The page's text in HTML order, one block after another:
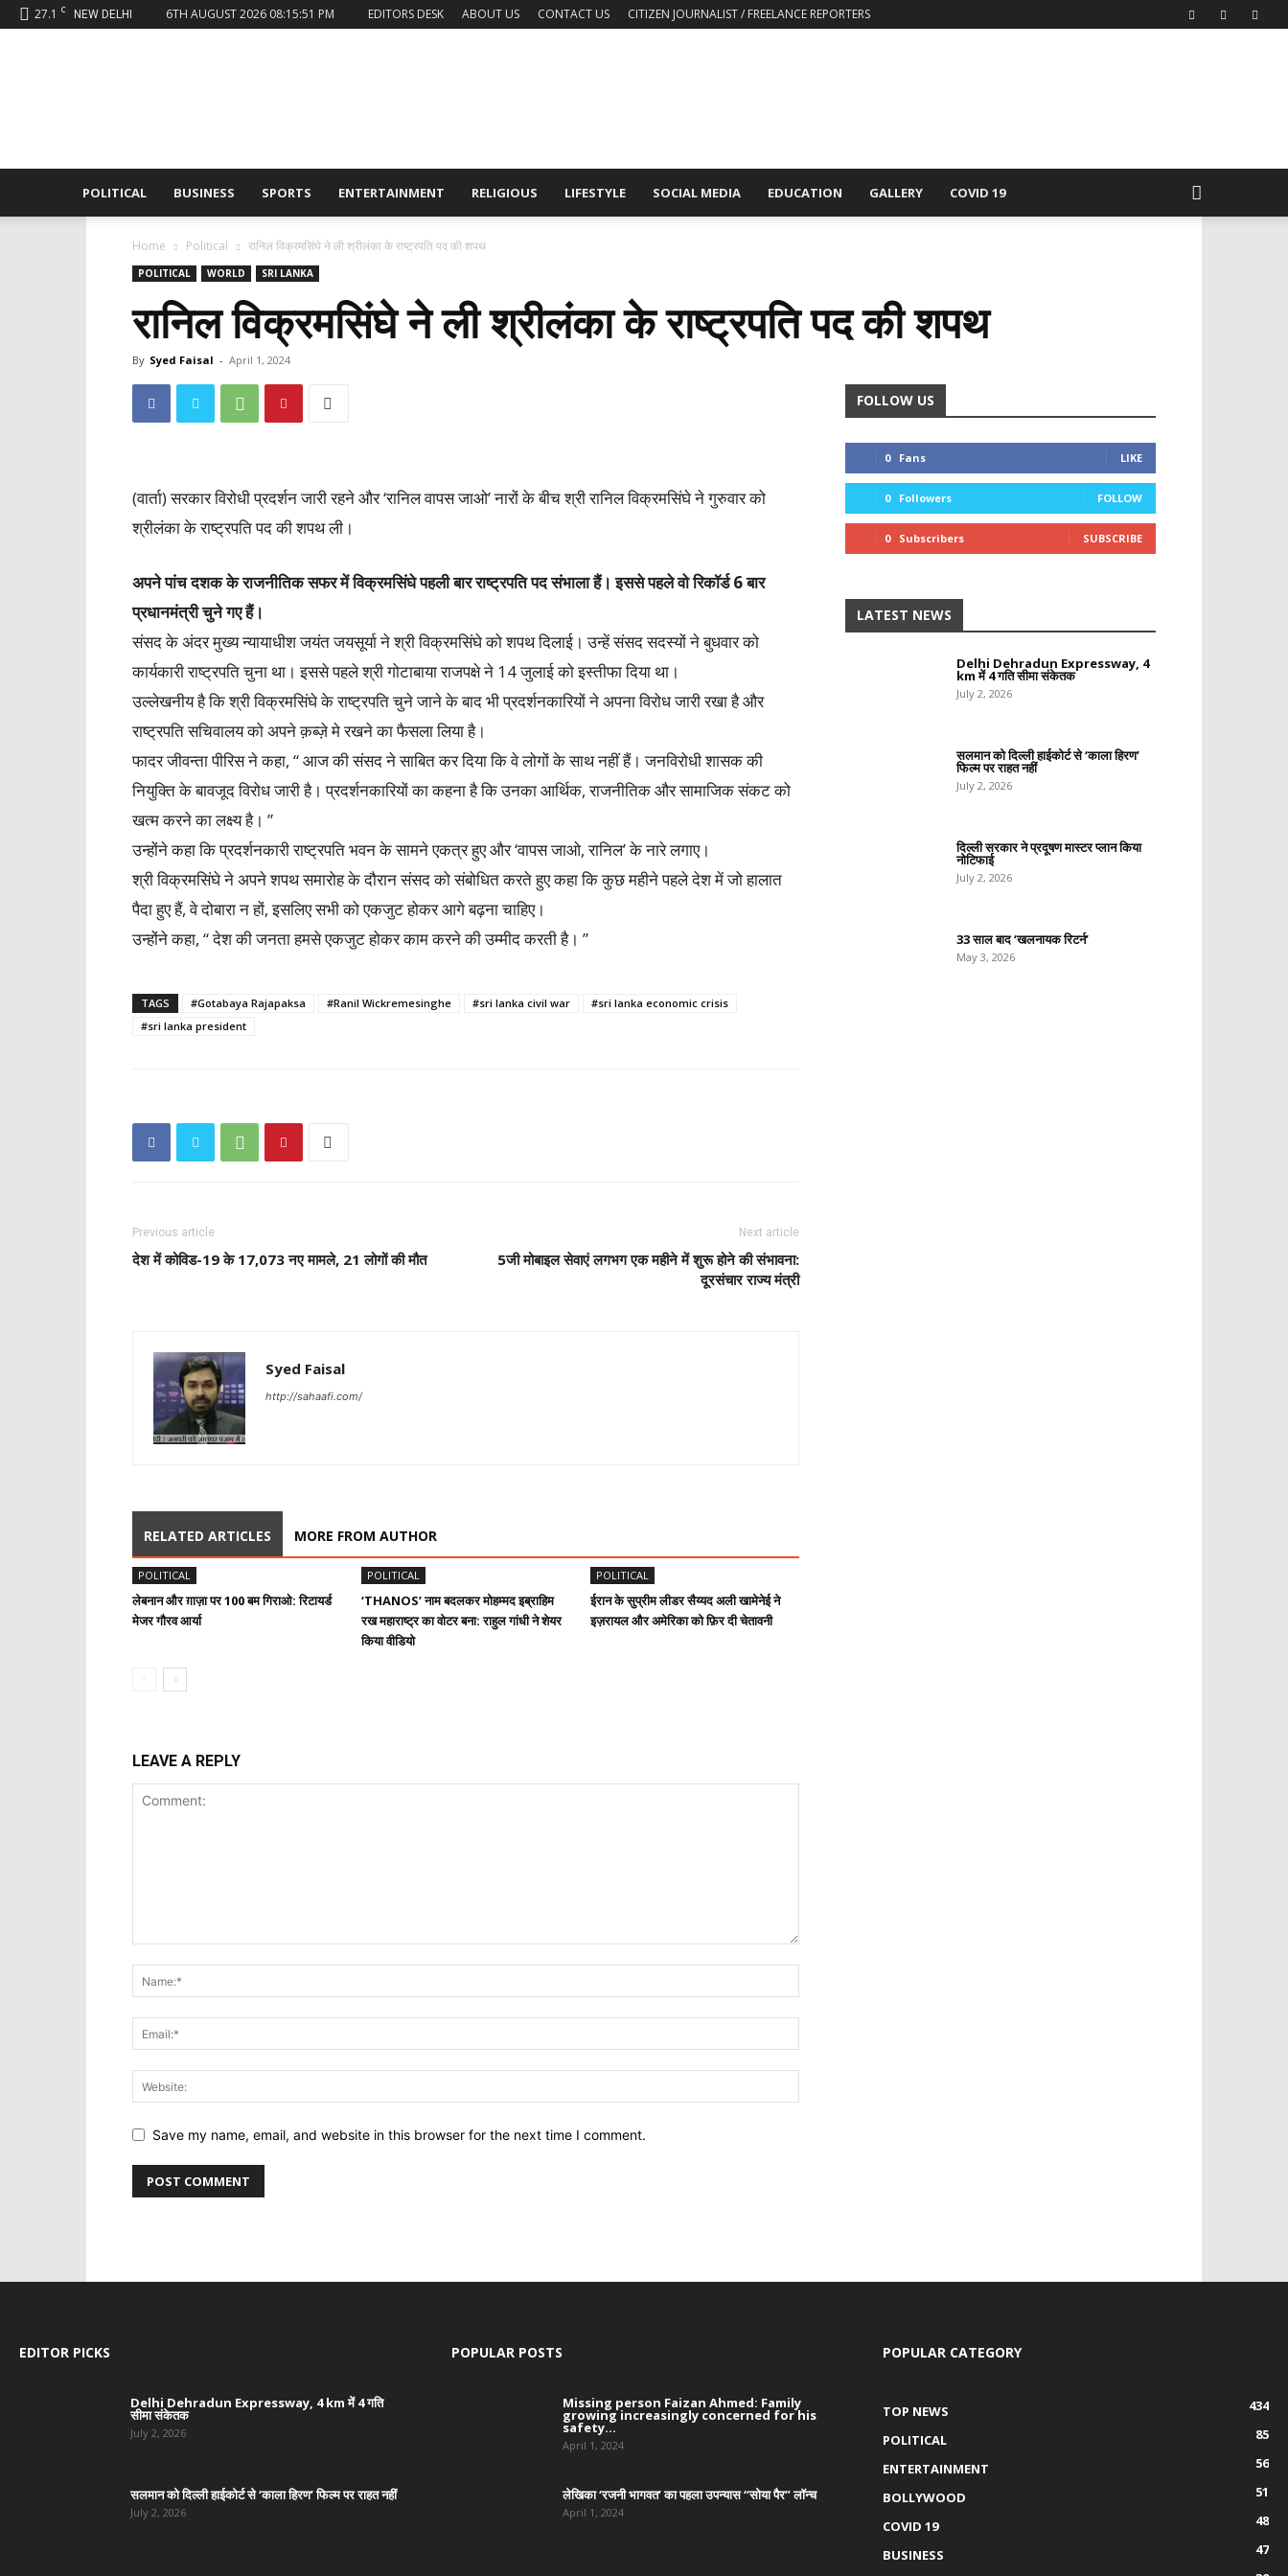
27.1 C NEW DELHI 6TH AUGUST 2026 08:15:51 PM EDITORS DESK ABOUT US CONTACT US CITIZEN JOURNALIST / FREELANCE REPORTERS
POLITICAL BUSINESS SPORTS ENTERTAINMENT RELIGIOUS LIFESTYLE SOCIAL MEDIA EDUCATION GALLERY COVID 19
Home Political रानिल विक्रमसिंघे ने ली श्रीलंका के राष्ट्रपति पद की शपथ
POLITICAL WORLD SRI LANKA
रानिल विक्रमसिंघे ने ली श्रीलंका के राष्ट्रपति पद की शपथ
By Syed Faisal - April 1, 2024
(वार्ता) सरकार विरोधी प्रदर्शन जारी रहने और ‘रानिल वापस जाओ’ नारों के बीच श्री रानिल विक्रमसिंघे ने गुरुवार को
श्रीलंका के राष्ट्रपति पद की शपथ ली।
अपनेपांच दशक के राजनीतिक सफर में विक्रमसिंघे पहली बार राष्ट्रपति पद संभाला हैं। इससे पहले वो रिकॉर्ड 6 बार
प्रधानमंत्री चुने गए हैं।
संसद के अंदर मुख्य न्यायाधीश जयंत जयसूर्या ने श्री विक्रमसिंघे को शपथ दिलाई। उन्हें संसद सदस्यों ने बुधवार को
कार्यकारी राष्ट्रपति चुना था। इससे पहले श्री गोटाबाया राजपक्षे ने 14 जुलाई को इस्तीफा दिया था।
उल्लेखनीय है कि श्री विक्रमसिंघे के राष्ट्रपति चुने जाने के बाद भी प्रदर्शनकारियों ने अपना विरोध जारी रखा है और
राष्ट्रपति सचिवालय को अपने क़ब्ज़े मे रखने का फैसला लिया है।
फादर जीवन्ता पीरिस ने कहा, “ आज की संसद ने साबित कर दिया कि वे लोगों के साथ नहीं हैं। जनविरोधी शासक की
नियुक्ति के बावजूद विरोध जारी है। प्रदर्शनकारियों का कहना है कि उनका आर्थिक, राजनीतिक और सामाजिक संकट को
खत्म करने का लक्ष्य है। ”
उन्होंने कहा कि प्रदर्शनकारी राष्ट्रपति भवन के सामने एकत्र हुए और ‘वापस जाओ, रानिल’ के नारे लगाए।
श्री विक्रमसिंघे ने अपने शपथ समारोह के दौरान संसद को संबोधित करते हुए कहा कि कुछ महीने पहले देश में जो हालात
पैदा हुए हैं, वे दोबारा न हों, इसलिए सभी को एकजुट होकर आगे बढ़ना चाहिए।
उन्होंने कहा, “ देश की जनता हमसे एकजुट होकर काम करने की उम्मीद करती है। ”
TAGS #Gotabaya Rajapaksa #Ranil Wickremesinghe #sri lanka civil war
#sri lanka economic crisis
#sri lanka president
Previous article
देश में कोविड-19 के 17,073 नए मामले, 21 लोगों की मौत
Next article
5जी मोबाइल सेवाएं लगभग एक महीने में शुरू होने की संभावना:
दूरसंचार राज्य मंत्री
Syed Faisal
http://sahaafi.com/
RELATED ARTICLES MORE FROM AUTHOR
POLITICAL
लेबनान और ग़ाज़ा पर 100 बम गिराओ: रिटायर्ड
मेजर गौरव आर्या
POLITICAL
‘THANOS’ नाम बदलकर मोहम्मद इब्राहिम
रख महाराष्ट्र का वोटर बना: राहुल गांधी ने शेयर
किया वीडियो
POLITICAL
ईरान के सुप्रीम लीडर सैय्यद अली खामेनेई ने
इज़रायल और अमेरिका को फ़िर दी चेतावनी
LEAVE A REPLY
Save my name, email, and website in this browser for the next time I comment.
FOLLOW US
0 Fans LIKE
0 Followers FOLLOW
0 Subscribers SUBSCRIBE
LATEST NEWS
Delhi Dehradun Expressway, 4
km में 4 गति सीमा संकेतक
July 2, 2026
सलमान को दिल्ली हाईकोर्ट से ‘काला हिरण’
फिल्म पर राहत नहीं
July 2, 2026
दिल्ली सरकार ने प्रदूषण मास्टर प्लान किया
नोटिफाई
July 2, 2026
33 साल बाद ‘खलनायक रिटर्न’
May 3, 2026
EDITOR PICKS
Delhi Dehradun Expressway, 4 km में 4 गति
सीमा संकेतक
July 2, 2026
सलमान को दिल्ली हाईकोर्ट से ‘काला हिरण’ फिल्म पर राहत नहीं
July 2, 2026
POPULAR POSTS
Missing person Faizan Ahmed: Family
growing increasingly concerned for his
safety...
April 1, 2024
लेखिका ‘रजनी भागवत’ का पहला उपन्यास “सोया पैर” लॉन्च
April 1, 2024
POPULAR CATEGORY
TOP NEWS
434
POLITICAL
85
ENTERTAINMENT
56
BOLLYWOOD
51
COVID 19
48
BUSINESS
47